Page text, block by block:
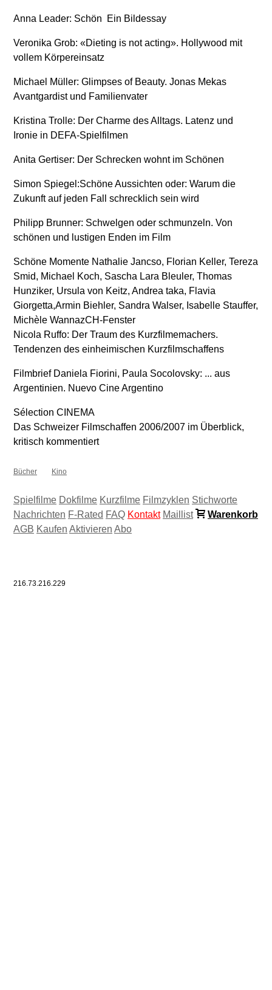
Anna Leader: Schön  Ein Bildessay
Veronika Grob: «Dieting is not acting». Hollywood mit
vollem Körpereinsatz
Michael Müller: Glimpses of Beauty. Jonas Mekas 
Avantgardist und Familienvater
Kristina Trolle: Der Charme des Alltags. Latenz und
Ironie in DEFA-Spielfilmen
Anita Gertiser: Der Schrecken wohnt im Schönen
Simon Spiegel:Schöne Aussichten oder: Warum die
Zukunft auf jeden Fall schrecklich sein wird
Philipp Brunner: Schwelgen oder schmunzeln. Von
schönen und lustigen Enden im Film
Schöne Momente Nathalie Jancso, Florian Keller, Tereza
Smid, Michael Koch, Sascha Lara Bleuler, Thomas
Hunziker, Ursula von Keitz, Andrea taka, Flavia
Giorgetta,Armin Biehler, Sandra Walser, Isabelle Stauffer,
Michèle WannazCH-Fenster
Nicola Ruffo: Der Traum des Kurzfilmemachers.
Tendenzen des einheimischen Kurzfilmschaffens
Filmbrief Daniela Fiorini, Paula Socolovsky: ... aus
Argentinien. Nuevo Cine Argentino
Sélection CINEMA
Das Schweizer Filmschaffen 2006/2007 im Überblick,
kritisch kommentiert
Bücher Kino
Spielfilme Dokfilme Kurzfilme Filmzyklen Stichworte
Nachrichten F-Rated FAQ Kontakt Maillist
Warenkorb
AGB Kaufen Aktivieren Abo
216.73.216.229